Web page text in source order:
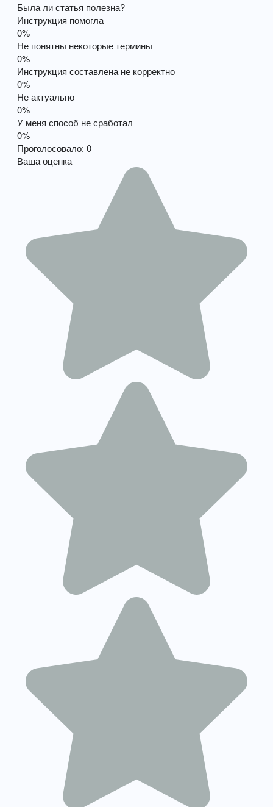
Была ли статья полезна?
Инструкция помогла
0%
Не понятны некоторые термины
0%
Инструкция составлена не корректно
0%
Не актуально
0%
У меня способ не сработал
0%
Проголосовало: 0
Ваша оценка